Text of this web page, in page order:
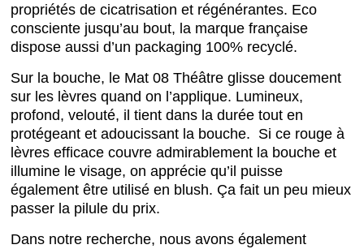
propriétés de cicatrisation et régénérantes. Eco
consciente jusqu’au bout, la marque française
dispose aussi d’un packaging 100% recyclé.
Sur la bouche, le Mat 08 Théâtre glisse doucement
sur les lèvres quand on l’applique. Lumineux,
profond, velouté, il tient dans la durée tout en
protégeant et adoucissant la bouche. Si ce rouge à
lèvres efficace couvre admirablement la bouche et
illumine le visage, on apprécie qu’il puisse
également être utilisé en blush. Ça fait un peu mieux
passer la pilule du prix.
Dans notre recherche, nous avons également